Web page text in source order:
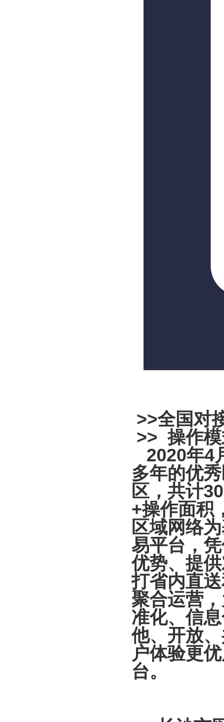
>>全国对
>> 操作
2020年4
多年的优
区，共计
+操作面积
区域网络
易平台，
优势、提
打省内直
聚合运营
准化、信
他、开放
户体验更
台。